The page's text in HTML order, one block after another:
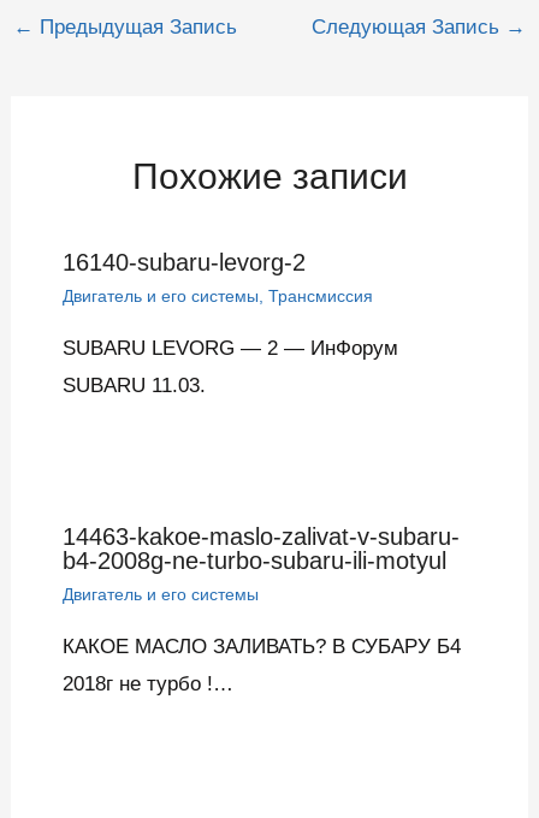
Навигация
← Предыдущая Запись Следующая Запись →
Похожие записи
16140-subaru-levorg-2
Двигатель и его системы Трансмиссия
SUBARU LEVORG — 2 — ИнФорум
SUBARU 11.03.
14463-kakoe-maslo-zalivat-v-subaru-
b4-2008g-ne-turbo-subaru-ili-motyul
Двигатель и его системы
КАКОЕ МАСЛО ЗАЛИВАТЬ? В СУБАРУ Б4
2018г не турбо !…